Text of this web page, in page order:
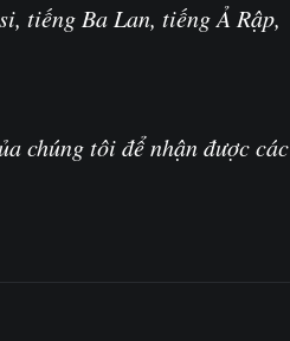
tiếng Ba Lan, tiếng Ả Rập,
chúng tôi để nhận được các